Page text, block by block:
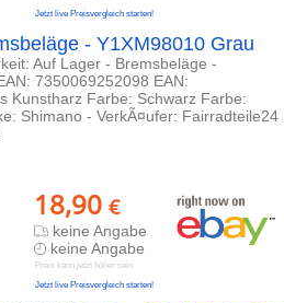
Jetzt live Preisvergleich starten!
- Y1XM98010 Grau
Auf Lager - Bremsbeläge -
7350069252098 EAN:
Kunstharz Farbe: Schwarz Farbe:
Shimano - VerkÃ¤ufer: Fairradteile24
18,90 €
keine Angabe
keine Angabe
Preis kann jetzt höher sein
Jetzt live Preisvergleich starten!